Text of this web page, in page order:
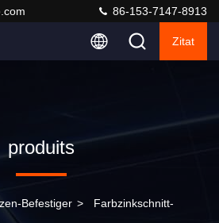
86-153-7147-8913
Zitat
produits
Befestiger > Farbzinkschnitt-